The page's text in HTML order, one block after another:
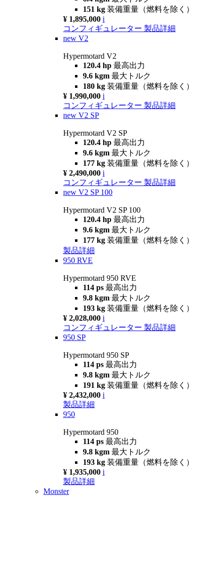
151 kg 装備重量（燃料を除く）
¥ 1,895,000 i
コンフィギュレーター 製品詳細
new V2
Hypermotard V2
120.4 hp 最高出力
9.6 kgm 最大トルク
180 kg 装備重量（燃料を除く）
¥ 1,990,000 i
コンフィギュレーター 製品詳細
new V2 SP
Hypermotard V2 SP
120.4 hp 最高出力
9.6 kgm 最大トルク
177 kg 装備重量（燃料を除く）
¥ 2,490,000 i
コンフィギュレーター 製品詳細
new V2 SP 100
Hypermotard V2 SP 100
120.4 hp 最高出力
9.6 kgm 最大トルク
177 kg 装備重量（燃料を除く）
製品詳細
950 RVE
Hypermotard 950 RVE
114 ps 最高出力
9.8 kgm 最大トルク
193 kg 装備重量（燃料を除く）
¥ 2,028,000 i
コンフィギュレーター 製品詳細
950 SP
Hypermotard 950 SP
114 ps 最高出力
9.8 kgm 最大トルク
191 kg 装備重量（燃料を除く）
¥ 2,432,000 i
製品詳細
950
Hypermotard 950
114 ps 最高出力
9.8 kgm 最大トルク
193 kg 装備重量（燃料を除く）
¥ 1,935,000 i
製品詳細
Monster